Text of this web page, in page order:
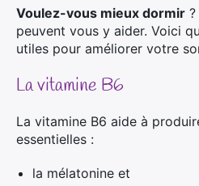
Voulez-vous mieux dormir
peuvent vous y aider. Voici
utiles pour améliorer votre
La vitamine B6
La vitamine B6 aide à
essentielles :
la mélatonine et